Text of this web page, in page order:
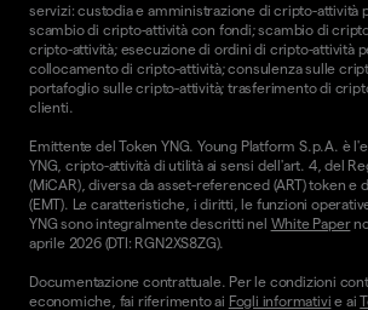
servizi: custodia e amministrazione di cripto-attività
scambio di cripto-attività con fondi; scambio di
cripto-attività; esecuzione di ordini di cripto-attività
collocamento di cripto-attività; consulenza sulle
portafoglio sulle cripto-attività; trasferimento di
clienti.
Emittente del Token YNG. Young Platform S.p.A. è
YNG, cripto-attività di utilità ai sensi dell'art. 4, del
(MiCAR), diversa da asset-referenced (ART) token e
(EMT). Le caratteristiche, i diritti, le funzioni
YNG sono integralmente descritti nel White Paper
aprile 2026 (DTI: RGN2XS8ZG).
Documentazione contrattuale. Per le condizioni
economiche, fai riferimento ai Fogli informativi e ai